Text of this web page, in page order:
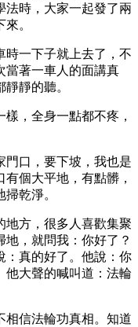
法時，大家一起發了兩
。
時一下子就上去了，不
當著一車人的面講真
靜的聽。
，全身一點都不疼，
門口，要下坡，我也是
個大平地，有點髒，
乾淨。
地方，很多人喜歡集聚
，就問我：你好了？
：真的好了。他說：你
他大聲的喊叫道：法輪
相信法輪功真相。知道